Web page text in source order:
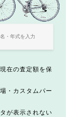
在の査定額を保
・カスタムパー
が表示されない